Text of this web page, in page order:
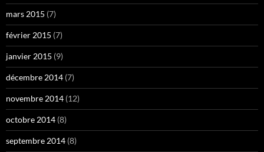
mars 2015 (7)
février 2015 (7)
janvier 2015 (9)
décembre 2014 (7)
novembre 2014 (12)
octobre 2014 (8)
septembre 2014 (8)